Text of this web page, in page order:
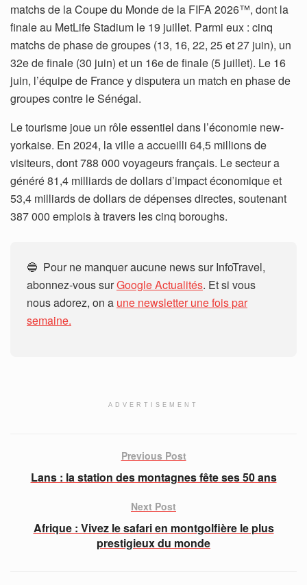
matchs de la Coupe du Monde de la FIFA 2026™, dont la
finale au MetLife Stadium le 19 juillet. Parmi eux : cinq
matchs de phase de groupes (13, 16, 22, 25 et 27 juin), un
32e de finale (30 juin) et un 16e de finale (5 juillet). Le 16
juin, l’équipe de France y disputera un match en phase de
groupes contre le Sénégal.
Le tourisme joue un rôle essentiel dans l’économie new-
yorkaise. En 2024, la ville a accueilli 64,5 millions de
visiteurs, dont 788 000 voyageurs français. Le secteur a
généré 81,4 milliards de dollars d’impact économique et
53,4 milliards de dollars de dépenses directes, soutenant
387 000 emplois à travers les cinq boroughs.
🔵 Pour ne manquer aucune news sur InfoTravel,
abonnez-vous surGoogle Actualités. Et si vous
nous adorez, on a une newsletter une fois par
semaine.
ADVERTISEMENT
Previous Post
Lans : la station des montagnes fête ses 50 ans
Next Post
Afrique : Vivez le safari en montgolfière le plus
prestigieux du monde